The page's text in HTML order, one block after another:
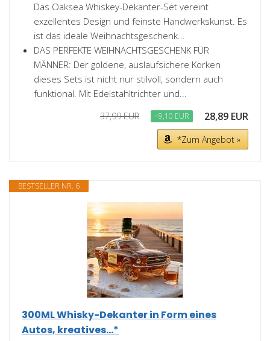
Das Oaksea Whiskey-Dekanter-Set vereint
exzellentes Design und feinste Handwerkskunst. Es
ist das ideale Weihnachtsgeschenk...
DAS PERFEKTE WEIHNACHTSGESCHENK FÜR
MÄNNER: Der goldene, auslaufsichere Korken
dieses Sets ist nicht nur stilvoll, sondern auch
funktional. Mit Edelstahltrichter und...
37,99 EUR −9,10 EUR 28,89 EUR
*Zum Angebot »
BESTSELLER NR. 6
300ML Whisky-Dekanter in Form eines
Autos, kreatives...*